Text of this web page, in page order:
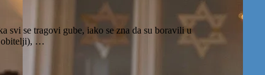
se tragovi gube, iako se zna da su boravili u
obitelji), …